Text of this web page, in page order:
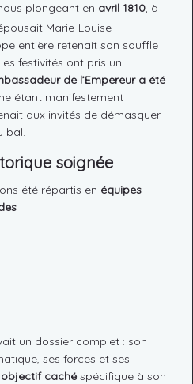
plongeant en avril 1810, à
Marie-Louise
entière retenait son souffle
festivités ont pris un
de l’Empereur a été
étant manifestement
aux invités de démasquer
bal.
soignée
été répartis en équipes
:
un dossier complet : son
ses forces et ses
objectif caché spécifique à son